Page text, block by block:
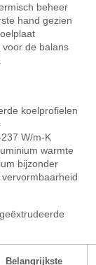
beheer
hand gezien
de balans
koelprofielen
W/m-K
warmte
bijzonder
Belangrijkste